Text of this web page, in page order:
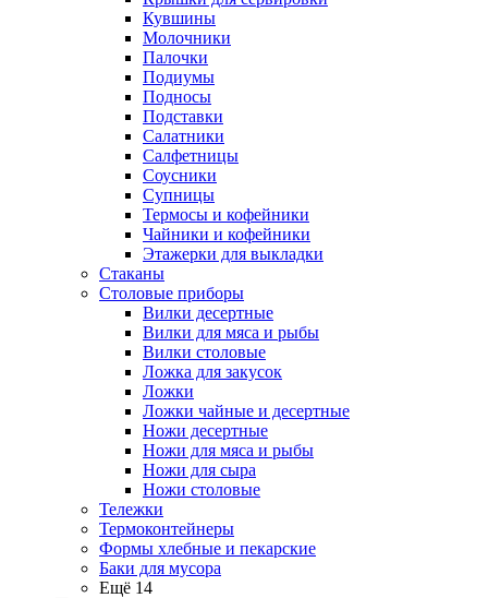
Кувшины
Молочники
Палочки
Подиумы
Подносы
Подставки
Салатники
Салфетницы
Соусники
Супницы
Термосы и кофейники
Чайники и кофейники
Этажерки для выкладки
Стаканы
Столовые приборы
Вилки десертные
Вилки для мяса и рыбы
Вилки столовые
Ложка для закусок
Ложки
Ложки чайные и десертные
Ножи десертные
Ножи для мяса и рыбы
Ножи для сыра
Ножи столовые
Тележки
Термоконтейнеры
Формы хлебные и пекарские
Баки для мусора
Ещё 14